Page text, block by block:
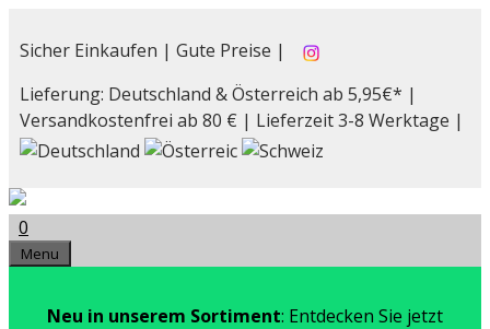
Inhalt
Sicher Einkaufen | Gute Preise |
Lieferung: Deutschland & Österreich ab 5,95€* |
Versandkostenfrei ab 80 € | Lieferzeit 3-8 Werktage |
0
Menu
Neu in unserem Sortiment: Entdecken Sie jetzt